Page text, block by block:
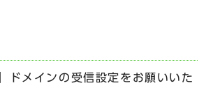
メインの受信設定をお願いいた